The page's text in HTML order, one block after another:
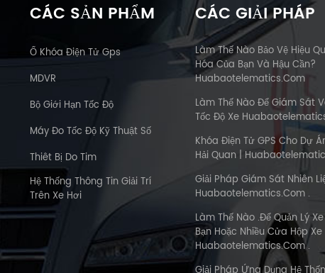
CÁC SẢN PHẨM
Ổ Khóa Điện Tử Gps
MDVR
Bộ Giới Hạn Tốc Độ
Máy Đo Tốc Độ Kỹ Thuật Số
Thiêt Bị Do Tim
Hệ Thống Thông Tin Giải Trí
Trên Xe Hơi
CÁC GIẢI PHÁP
Làm Thế Nào Bảo Vệ Hiệu
Hóa Của Bạn Và Hậu Cần?
Huabaotelematics.com
Làm Thế Nào Để Giám Sát
Tốc Độ Xe
Khóa Điện Tử GPS Cho Dự
Hải Quan |
Giải Pháp Giám Sát Nhiên
Huabaotelematics.com .
Làm Thế Nào .Để Quản Lý
Bạn Hoặc Nhiều Cửa Hộp Xe
Huabaotelematics.com .